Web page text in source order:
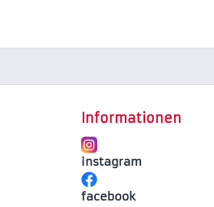
Informationen
instagram
facebook